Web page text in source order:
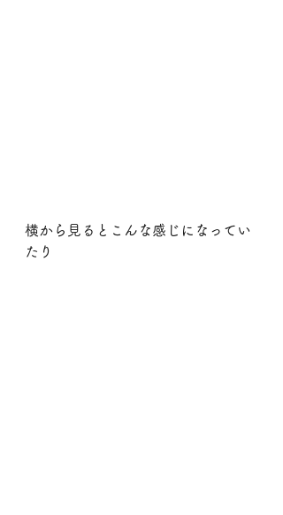
横から見るとこんな感じになってい
たり